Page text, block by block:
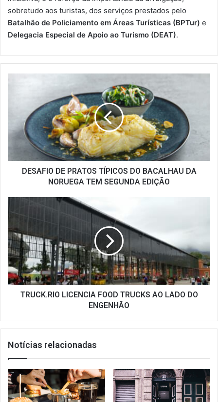
sobretudo aos turistas, dos serviços prestados pelo
Batalhão de Policiamento em Áreas Turísticas (BPTur) e
Delegacia Especial de Apoio ao Turismo (DEAT).
BACALHAU
NORUEGA
TEM
SEGUNDA
DESAFIO DE PRATOS TÍPICOS DO BACALHAU DA
NORUEGA TEM SEGUNDA EDIÇÃO
LICENCIA
TRUCKS
AO
LADO
DO
ENGENHÃO
TRUCK.RIO LICENCIA FOOD TRUCKS AO LADO DO
ENGENHÃO
Notícias relacionadas